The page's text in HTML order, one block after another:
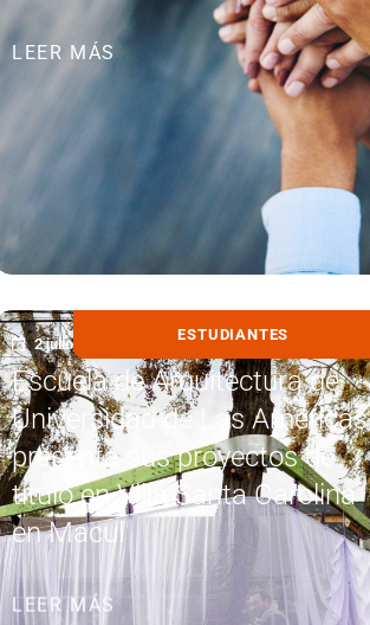
LEER MÁS
ESTUDIANTES
2 julio, 2026
Escuela de Arquitectura de
Universidad de Las Américas
presenta sus proyectos de
título en Villa Santa Carolina
en Macul
LEER MÁS